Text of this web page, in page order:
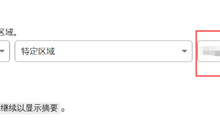
继续以显示摘要 。